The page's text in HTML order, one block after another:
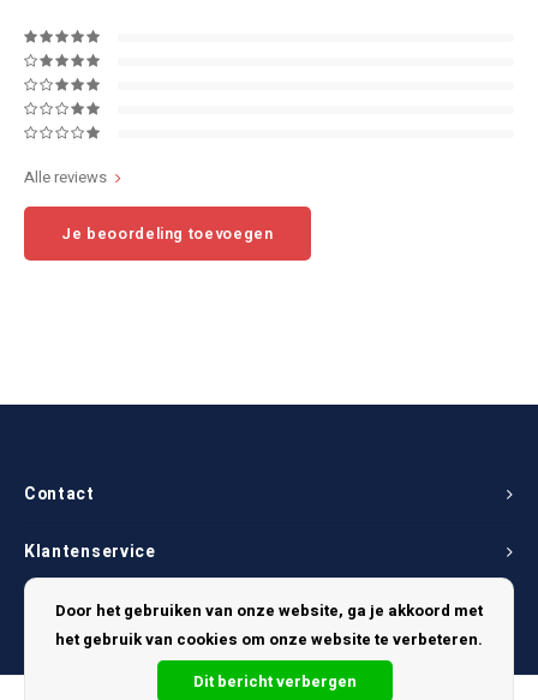
Alle reviews
Je beoordeling toevoegen
Contact
Klantenservice
Mijn account
Door het gebruiken van onze website, ga je akkoord met
het gebruik van cookies om onze website te verbeteren.
Dit bericht verbergen